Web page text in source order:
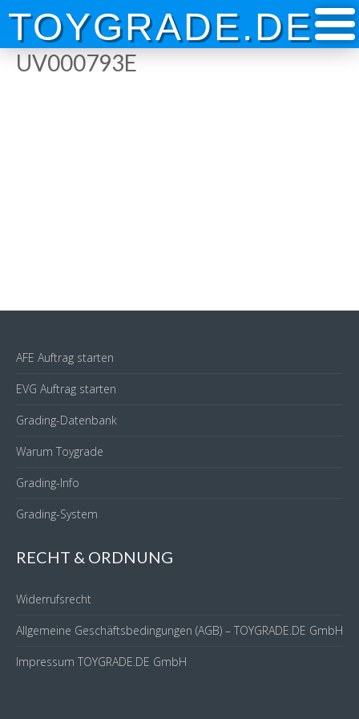
Skip
content
TOYGRADE.DE
UV000793E
AFE Auftrag starten
EVG Auftrag starten
Grading-Datenbank
Warum Toygrade
Grading-Info
Grading-System
RECHT & ORDNUNG
Widerrufsrecht
Allgemeine Geschäftsbedingungen (AGB) – TOYGRADE.DE GmbH
Impressum TOYGRADE.DE GmbH